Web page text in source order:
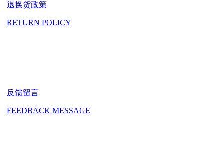
退换货政策
RETURN POLICY
反馈留言
FEEDBACK MESSAGE